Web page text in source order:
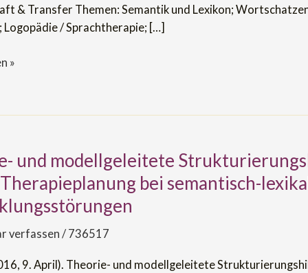
& Transfer Themen: Semantik und Lexikon;
Logopädie / Sprachtherapie; […]
»
und modellgeleitete
bei semantisch-
verfassen / 736517
9. April). Theorie- und modellgeleitete